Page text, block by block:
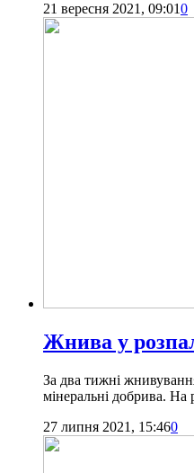
21 вересня 2021, 09:010
Жнива у
За два тижні
мінеральні добрива.
27 липня 2021, 15:460